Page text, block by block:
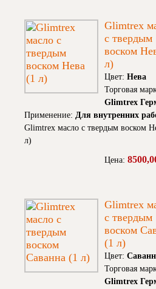
Glimtrex
с твердым
воском
л)
Цвет: Нева
Торговая
Glimtrex
Применение: Для внутренних
Glimtrex масло с твердым воском
л)
Цена:
Glimtrex
с твердым
воском
(1 л)
Цвет:
Торговая
Glimtrex